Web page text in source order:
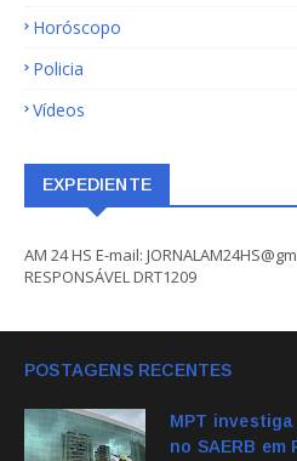
Horóscopo
Policia
Vídeos
EXPEDIENTE
AM 24 HS E-mail:
RESPONSÁVEL DRT1209
POSTAGENS RECENTES
MPT
no SAERB em